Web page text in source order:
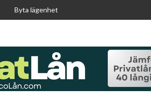
Byta lägenhet